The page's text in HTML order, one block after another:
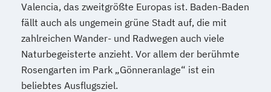
Valencia, das zweitgrößte Europas ist. Baden-Baden
fällt auch als ungemein grüne Stadt auf, die mit
zahlreichen Wander- und Radwegen auch viele
Naturbegeisterte anzieht. Vor allem der berühmte
Rosengarten im Park „Gönneranlage“ ist ein
beliebtes Ausflugsziel.